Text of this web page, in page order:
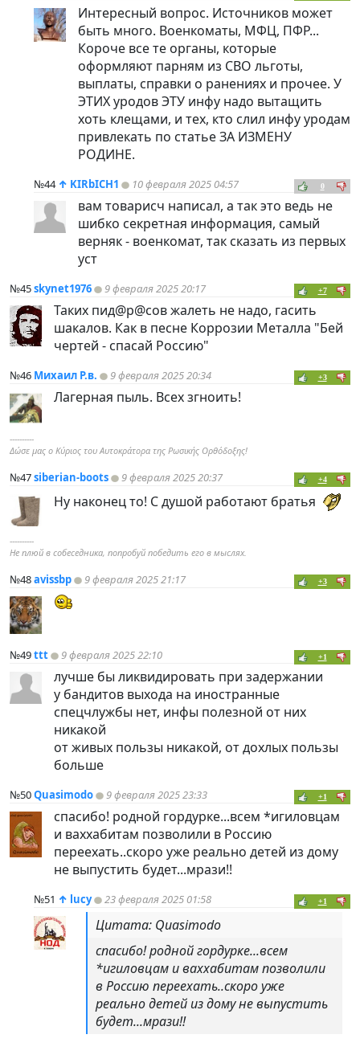
Интересный вопрос. Источников может
быть много. Военкоматы, МФЦ, ПФР...
Короче все те органы, которые
оформляют парням из СВО льготы,
выплаты, справки о ранениях и прочее. У
ЭТИХ уродов ЭТУ инфу надо вытащить
хоть клещами, и тех, кто слил инфу уродам
привлекать по статье ЗА ИЗМЕНУ
РОДИНЕ.
№44 ↑ KIRbICH1 10 февраля 2025 04:57 0
вам товарисч написал, а так это ведь не
шибко секретная информация, самый
верняк - военкомат, так сказать из первых
уст
№45skynet1976 9 февраля 2025 20:17 +7
Таких пид@р@сов жалеть не надо, гасить
шакалов. Как в песне Коррозии Металла "Бей
чертей - спасай Россию"
№46 Михаил Р.в. 9 февраля 2025 20:34 +3
Лагерная пыль. Всех згноить!
----------
Δώσε μας ο Κύριος του Αυτοκράτορα της Ρωσικής Ορθόδοξης!
№47siberian-boots 9 февраля 2025 20:37 +4
Ну наконец то! С душой работают братья
----------
Не плюй в собеседника, попробуй победить его в мыслях.
№48avissbp 9 февраля 2025 21:17 +3
№49ttt 9 февраля 2025 22:10 +1
лучше бы ликвидировать при задержании
у бандитов выхода на иностранные
спецчлужбы нет, инфы полезной от них
никакой
от живых пользы никакой, от дохлых пользы
больше
№50Quasimodo 9 февраля 2025 23:33 +1
спасибо! родной гордурке...всем *игиловцам
и ваххабитам позволили в Россию
переехать..скоро уже реально детей из дому
не выпустить будет...мрази!!
№51 ↑ lucy 23 февраля 2025 01:58 +1
Цитата: Quasimodo
спасибо! родной гордурке...всем
*игиловцам и ваххабитам позволили
в Россию переехать..скоро уже
реально детей из дому не выпустить
будет...мрази!!